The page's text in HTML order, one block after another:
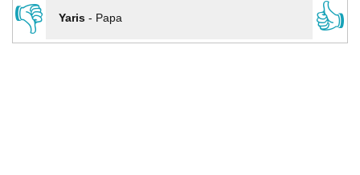
👎
Yaris- Papa 👍